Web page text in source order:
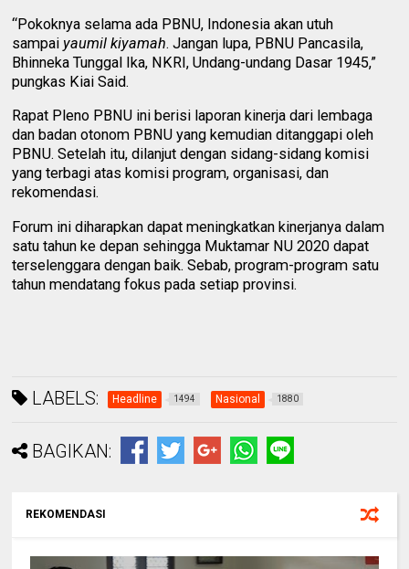
“Pokoknya selama ada PBNU, Indonesia akan utuh
sampai yaumil kiyamah. Jangan lupa, PBNU Pancasila,
Bhinneka Tunggal Ika, NKRI, Undang-undang Dasar 1945,”
pungkas Kiai Said.
Rapat Pleno PBNU ini berisi laporan kinerja dari lembaga
dan badan otonom PBNU yang kemudian ditanggapi oleh
PBNU. Setelah itu, dilanjut dengan sidang-sidang komisi
yang terbagi atas komisi program, organisasi, dan
rekomendasi.
Forum ini diharapkan dapat meningkatkan kinerjanya dalam
satu tahun ke depan sehingga Muktamar NU 2020 dapat
terselenggara dengan baik. Sebab, program-program satu
tahun mendatang fokus pada setiap provinsi.
LABELS: Headline 1494 Nasional 1880
BAGIKAN:
REKOMENDASI